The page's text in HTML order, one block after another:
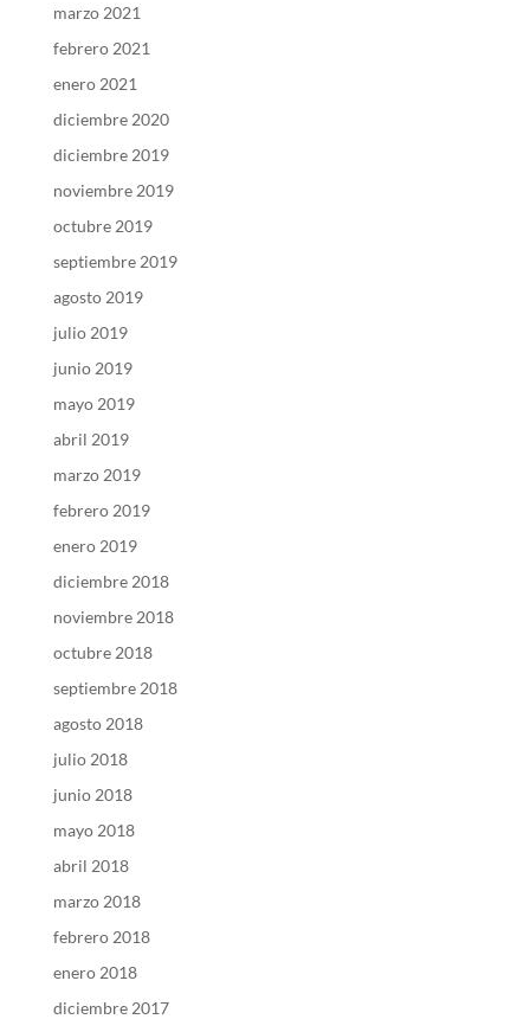
marzo 2021
febrero 2021
enero 2021
diciembre 2020
diciembre 2019
noviembre 2019
octubre 2019
septiembre 2019
agosto 2019
julio 2019
junio 2019
mayo 2019
abril 2019
marzo 2019
febrero 2019
enero 2019
diciembre 2018
noviembre 2018
octubre 2018
septiembre 2018
agosto 2018
julio 2018
junio 2018
mayo 2018
abril 2018
marzo 2018
febrero 2018
enero 2018
diciembre 2017